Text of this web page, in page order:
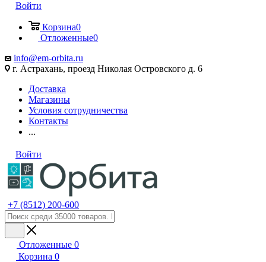
Войти
Корзина0
Отложенные0
info@em-orbita.ru
г. Астрахань, проезд Николая Островского д. 6
Доставка
Магазины
Условия сотрудничества
Контакты
...
Войти
+7 (8512) 200-600
Отложенные 0
Корзина 0